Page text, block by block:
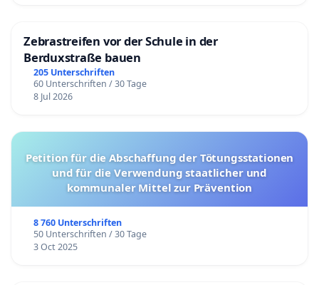
Zebrastreifen vor der Schule in der
Berduxstraße bauen
205 Unterschriften
60 Unterschriften / 30 Tage
8 Jul 2026
Petition für die Abschaffung der Tötungsstationen
und für die Verwendung staatlicher und
kommunaler Mittel zur Prävention
8 760 Unterschriften
50 Unterschriften / 30 Tage
3 Oct 2025